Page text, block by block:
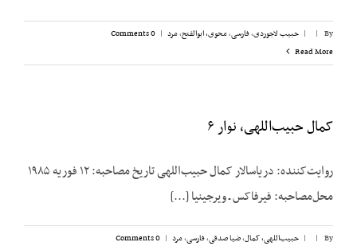
By
|
| حبیب لاجوردی,فارسی,محوی، ابوالفتح,مرد |
0 Comments
Read More
کمال حبیب‌اللهی، نوار ۶
روایت‌کننده: دریاسالار کمال حبیب‌اللهی تاریخ مصاحبه: ۱۲ فوریه ۱۹۸۵
محل‌مصاحبه: فیرفاکس ـ ویرجینیا [...]
By
|
| حبیب‌اللهی، کمال,ضیا صدقی,فارسی,مرد |
0 Comments